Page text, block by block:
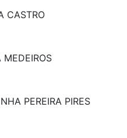
CASTRO
MEDEIROS
PEREIRA PIRES